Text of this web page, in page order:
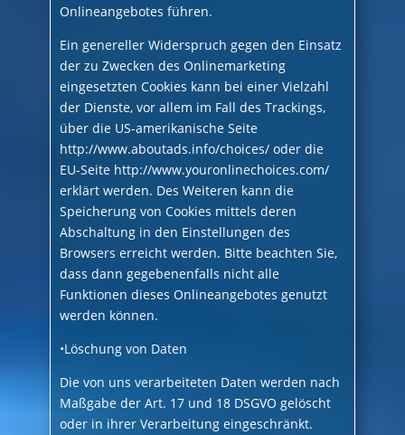
Onlineangebotes führen.
Ein genereller Widerspruch gegen den Einsatz
der zu Zwecken des Onlinemarketing
eingesetzten Cookies kann bei einer Vielzahl
der Dienste, vor allem im Fall des Trackings,
über die US-amerikanische Seite
http://www.aboutads.info/choices/ oder die
EU-Seite http://www.youronlinechoices.com/
erklärt werden. Des Weiteren kann die
Speicherung von Cookies mittels deren
Abschaltung in den Einstellungen des
Browsers erreicht werden. Bitte beachten Sie,
dass dann gegebenenfalls nicht alle
Funktionen dieses Onlineangebotes genutzt
werden können.
•Löschung von Daten
Die von uns verarbeiteten Daten werden nach
Maßgabe der Art. 17 und 18 DSGVO gelöscht
oder in ihrer Verarbeitung eingeschränkt.